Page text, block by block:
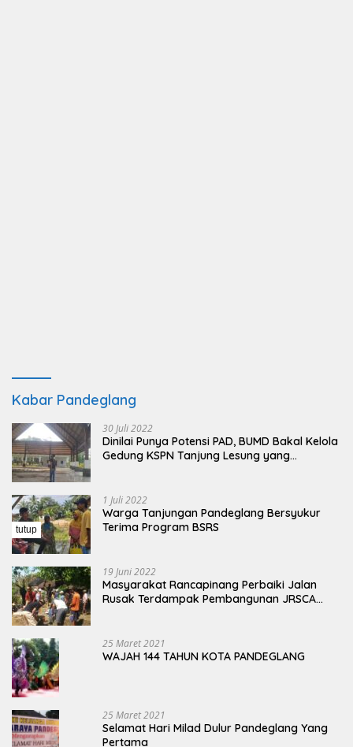
Kabar Pandeglang
30 Juli 2022
Dinilai Punya Potensi PAD, BUMD Bakal Kelola
Gedung KSPN Tanjung Lesung yang
1 Juli 2022
Warga Tanjungan Pandeglang Bersyukur
Terima Program BSRS
19 Juni 2022
Masyarakat Rancapinang Perbaiki Jalan
Rusak Terdampak Pembangunan JRSCA
25 Maret 2021
WAJAH 144 TAHUN KOTA PANDEGLANG
25 Maret 2021
Selamat Hari Milad Dulur Pandeglang Yang
Pertama
tutup